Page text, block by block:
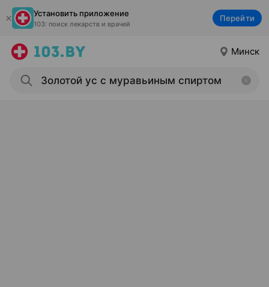
Установить приложение
103: поиск лекарств и врачей
Перейти
Минск